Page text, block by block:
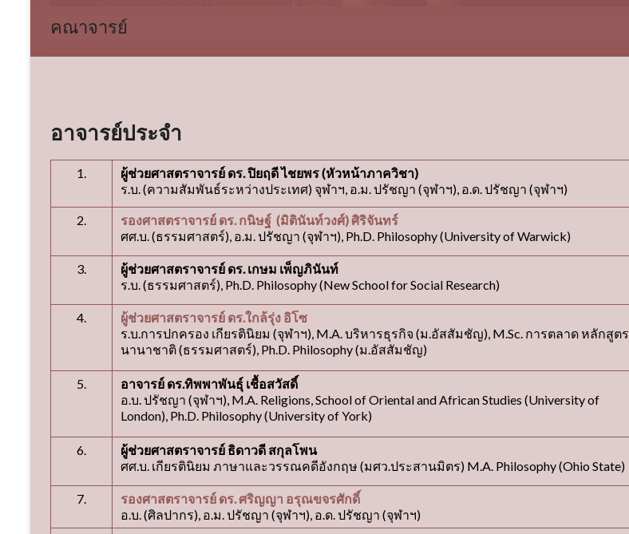
คณาจารย์
อาจารย์ประจำ
1.
ผู้ช่วยศาสตราจารย์ ดร. ปิยฤดี ไชยพร (หัวหน้าภาควิชา)
ร.บ. (ความสัมพันธ์ระหว่างประเทศ) จุฬาฯ, อ.ม. ปรัชญา (จุฬาฯ), อ.ด. ปรัชญา (จุฬาฯ)
2.
รองศาสตราจารย์ ดร. กนิษฐ์ (มิตินันท์วงศ์) ศิริจันทร์
ศศ.บ. (ธรรมศาสตร์), อ.ม. ปรัชญา (จุฬาฯ), Ph.D. Philosophy (University of Warwick)
3.
ผู้ช่วยศาสตราจารย์ ดร. เกษม เพ็ญภินันท์
ร.บ. (ธรรมศาสตร์), Ph.D. Philosophy (New School for Social Research)
4.
ผู้ช่วยศาสตราจารย์ ดร.ใกล้รุ่ง อิโซ
ร.บ.การปกครอง เกียรตินิยม (จุฬาฯ), M.A. บริหารธุรกิจ (ม.อัสสัมชัญ), M.Sc. การตลาด หลักสูตร
นานาชาติ (ธรรมศาสตร์), Ph.D. Philosophy (ม.อัสสัมชัญ)
5.
อาจารย์ ดร.ทิพพาพันธุ์ เชื้อสวัสดิ์
อ.บ. ปรัชญา (จุฬาฯ), M.A. Religions, School of Oriental and African Studies (University of
London), Ph.D. Philosophy (University of York)
6.
ผู้ช่วยศาสตราจารย์ ธิดาวดี สกุลโพน
ศศ.บ. เกียรตินิยม ภาษาและวรรณคดีอังกฤษ (มศว.ประสานมิตร) M.A. Philosophy (Ohio State)
7.
รองศาสตราจารย์ ดร. ศริญญา อรุณขจรศักดิ์
อ.บ. (ศิลปากร), อ.ม. ปรัชญา (จุฬาฯ), อ.ด. ปรัชญา (จุฬาฯ)